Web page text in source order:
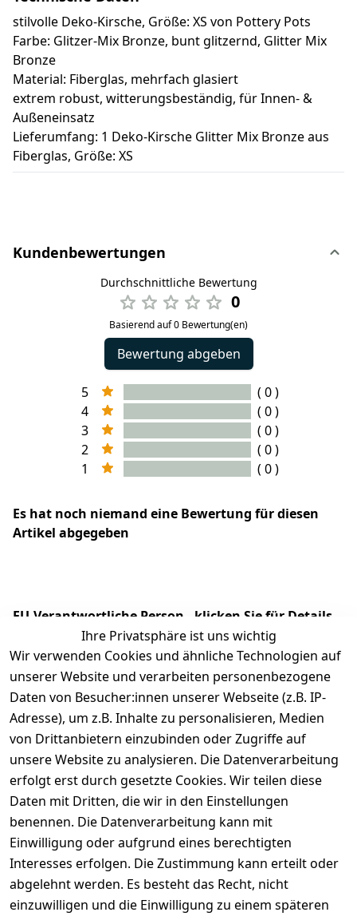
stilvolle Deko-Kirsche, Größe: XS von Pottery Pots
Farbe: Glitzer-Mix Bronze, bunt glitzernd, Glitter Mix
Bronze
Material: Fiberglas, mehrfach glasiert
extrem robust, witterungsbeständig, für Innen- &
Außeneinsatz
Lieferumfang: 1 Deko-Kirsche Glitter Mix Bronze aus
Fiberglas, Größe: XS
Kundenbewertungen
Durchschnittliche Bewertung
0
Basierend auf 0 Bewertung(en)
Bewertung abgeben
5
( 0 )
4
( 0 )
3
( 0 )
2
( 0 )
1
( 0 )
Es hat noch niemand eine Bewertung für diesen
Artikel abgegeben
EU-Verantwortliche Person - klicken Sie für Details
Ihre Privatsphäre ist uns wichtig
Wir verwenden Cookies und ähnliche Technologien auf
unserer Website und verarbeiten personenbezogene
Daten von Besucher:innen unserer Webseite (z.B. IP-
Adresse), um z.B. Inhalte zu personalisieren, Medien
von Drittanbietern einzubinden oder Zugriffe auf
unsere Website zu analysieren. Die Datenverarbeitung
erfolgt erst durch gesetzte Cookies. Wir teilen diese
Daten mit Dritten, die wir in den Einstellungen
benennen. Die Datenverarbeitung kann mit
Einwilligung oder aufgrund eines berechtigten
Interesses erfolgen. Die Zustimmung kann erteilt oder
abgelehnt werden. Es besteht das Recht, nicht
einzuwilligen und die Einwilligung zu einem späteren
Rechtliches
Impressum
Datenschutze
rklärung
Services
Registrieren